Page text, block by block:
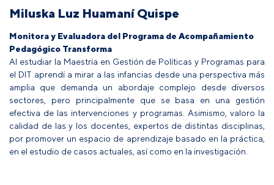
Miluska Luz Huamaní Quispe
Monitora y Evaluadora del Programa de Acompañamiento
Pedagógico Transforma
Al estudiar la Maestría en Gestión de Políticas y Programas para
el DIT aprendí a mirar a las infancias desde una perspectiva más
amplia que demanda un abordaje complejo desde diversos
sectores, pero principalmente que se basa en una gestión
efectiva de las intervenciones y programas. Asimismo, valoro la
calidad de las y los docentes, expertos de distintas disciplinas,
por promover un espacio de aprendizaje basado en la práctica,
en el estudio de casos actuales, así como en la investigación.